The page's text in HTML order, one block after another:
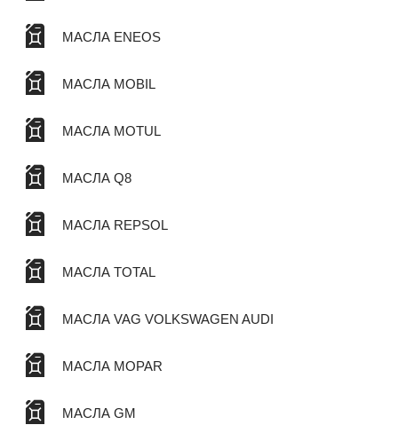
МАСЛА ENEOS
МАСЛА MOBIL
МАСЛА MOTUL
МАСЛА Q8
МАСЛА REPSOL
МАСЛА TOTAL
МАСЛА VAG VOLKSWAGEN AUDI
МАСЛА MOPAR
МАСЛА GM